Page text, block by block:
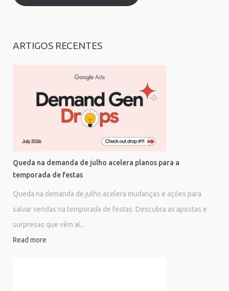
ARTIGOS RECENTES
Queda na demanda de julho acelera planos para a
temporada de festas
Queda na demanda de julho acelera mudanças e ações para
salvar vendas na temporada de festas. Descubra as apostas e
surpresas que vêm aí...
Read more